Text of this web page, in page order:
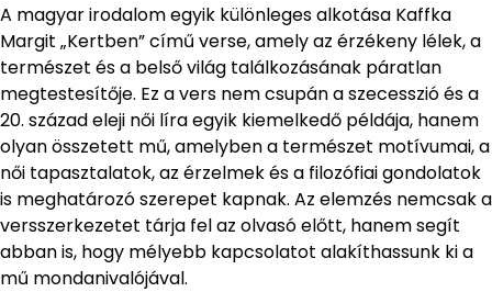
A magyar irodalom egyik különleges alkotása Kaffka
Margit „Kertben” című verse, amely az érzékeny lélek, a
természet és a belső világ találkozásának páratlan
megtestesítője. Ez a vers nem csupán a szecesszió és a
20. század eleji női líra egyik kiemelkedő példája, hanem
olyan összetett mű, amelyben a természet motívumai, a
női tapasztalatok, az érzelmek és a filozófiai gondolatok
is meghatározó szerepet kapnak. Az elemzés nemcsak a
versszerkezetet tárja fel az olvasó előtt, hanem segít
abban is, hogy mélyebb kapcsolatot alakíthassunk ki a
mű mondanivalójával.